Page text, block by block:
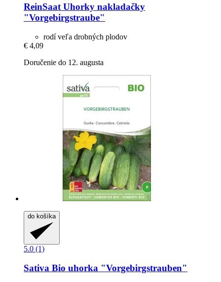
ReinSaat Uhorky nakladačky
"Vorgebirgstraube"
rodí veľa drobných plodov
€ 4,09
Doručenie do 12. augusta
do košíka
5.0 (1)
Sativa Bio uhorka "Vorgebirgstrauben"